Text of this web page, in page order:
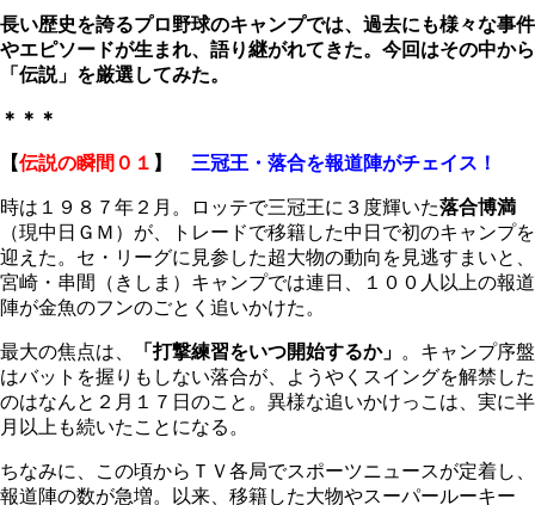
長い歴史を誇るプロ野球のキャンプでは、過去にも様々な事件
やエピソードが生まれ、語り継がれてきた。今回はその中から
「伝説」を厳選してみた。
＊＊＊
【伝説の瞬間０１ 】 三冠王・落合を報道陣がチェイス！
時は１９８７年２月。ロッテで三冠王に３度輝いた落合博満
（現中日ＧＭ）が、トレードで移籍した中日で初のキャンプを
迎えた。セ・リーグに見参した超大物の動向を見逃すまいと、
宮崎・串間（きしま）キャンプでは連日、１００人以上の報道
陣が金魚のフンのごとく追いかけた。
最大の焦点は、 「打撃練習をいつ開始するか」 。キャンプ序盤
はバットを握りもしない落合が、ようやくスイングを解禁した
のはなんと２月１７日のこと。異様な追いかけっこは、実に半
月以上も続いたことになる。
ちなみに、この頃からＴＶ各局でスポーツニュースが定着し、
報道陣の数が急増。以来、移籍した大物やスーパールーキー